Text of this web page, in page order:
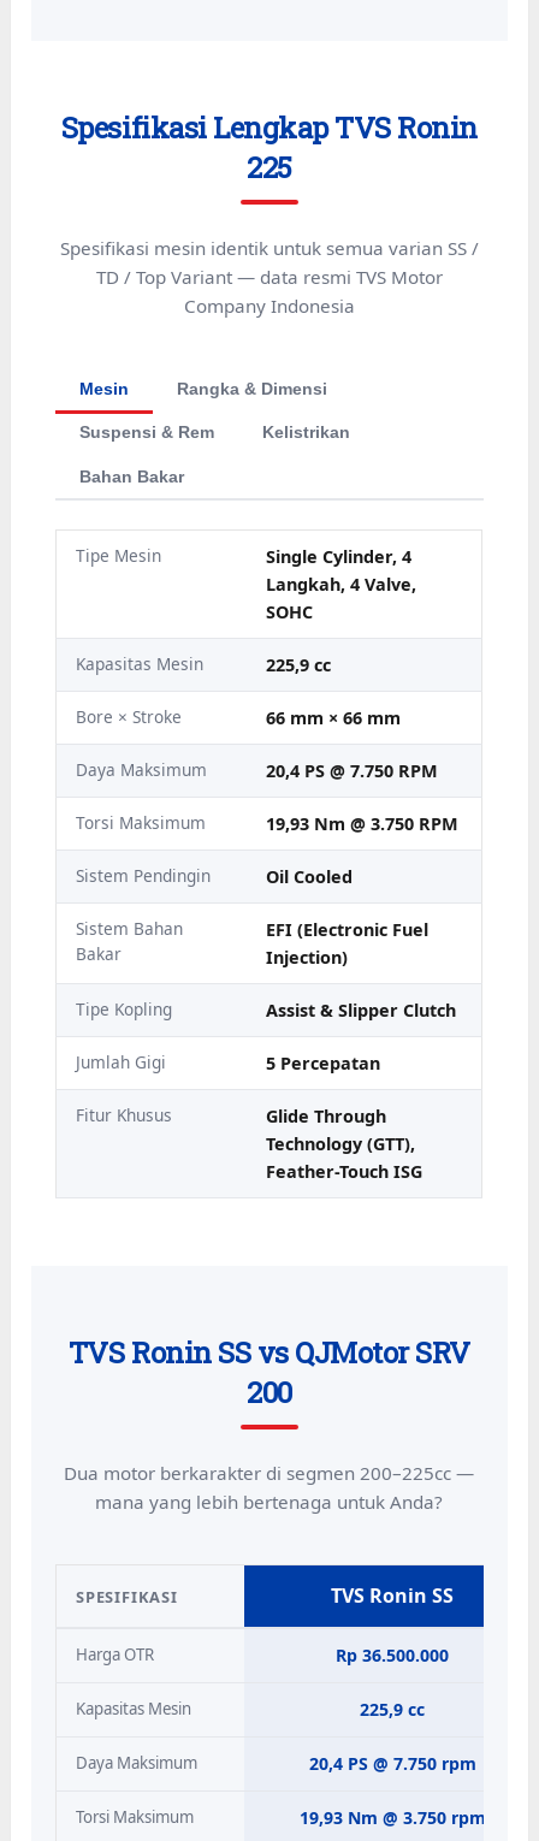
Spesifikasi Lengkap TVS Ronin
225
Spesifikasi mesin identik untuk semua varian SS /
TD / Top Variant — data resmi TVS Motor
Company Indonesia
Mesin Rangka & Dimensi
Suspensi & Rem Kelistrikan
Bahan Bakar
Tipe Mesin
Single Cylinder, 4
Langkah, 4 Valve,
SOHC
Kapasitas Mesin 225,9 cc
Bore × Stroke 66 mm × 66 mm
Daya Maksimum 20,4 PS @ 7.750 RPM
Torsi Maksimum 19,93 Nm @ 3.750 RPM
Sistem Pendingin Oil Cooled
Sistem Bahan
Bakar
EFI (Electronic Fuel
Injection)
Tipe Kopling Assist & Slipper Clutch
Jumlah Gigi 5 Percepatan
Fitur Khusus
Glide Through
Technology (GTT),
Feather-Touch ISG
TVS Ronin SS vs QJMotor SRV
200
Dua motor berkarakter di segmen 200–225cc —
mana yang lebih bertenaga untuk Anda?
SPESIFIKASI TVS Ronin SS
Harga OTR Rp 36.500.000
Kapasitas Mesin 225,9 cc
Daya Maksimum 20,4 PS @ 7.750 rpm
Torsi Maksimum 19,93 Nm @ 3.750 rpm